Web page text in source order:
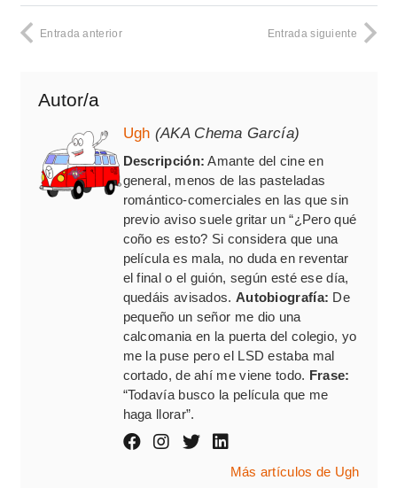
Entrada anterior Entrada siguiente
Autor/a
Ugh (AKA Chema García)
Descripción: Amante del cine en
general, menos de las pasteladas
romántico-comerciales en las que sin
previo aviso suele gritar un “¿Pero qué
coño es esto? Si considera que una
película es mala, no duda en reventar
el final o el guión, según esté ese día,
quedáis avisados. Autobiografía: De
pequeño un señor me dio una
calcomania en la puerta del colegio, yo
me la puse pero el LSD estaba mal
cortado, de ahí me viene todo. Frase:
“Todavía busco la película que me
haga llorar”.
Más artículos de Ugh